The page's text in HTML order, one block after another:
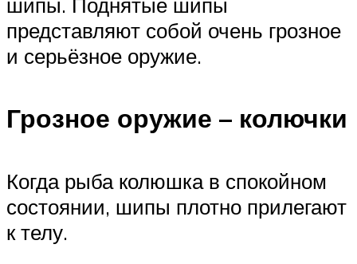
представляют собой очень грозное
и серьёзное оружие.
Грозное оружие – колючки
Когда рыба колюшка в спокойном
состоянии, шипы плотно прилегают
к телу.